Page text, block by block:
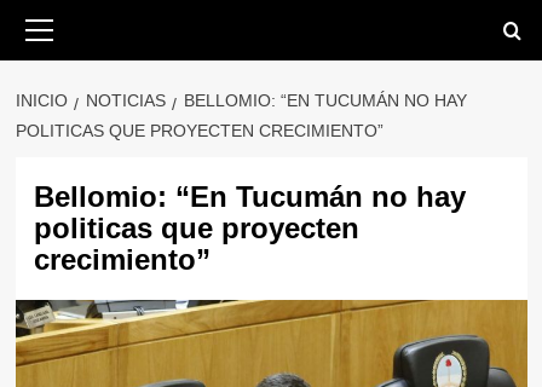
Saltar
primario
INICIO NOTICIAS
BELLOMIO: “EN TUCUMÁN NO HAY
POLITICAS QUE PROYECTEN CRECIMIENTO”
Bellomio: “En Tucumán no hay
politicas que proyecten
crecimiento”